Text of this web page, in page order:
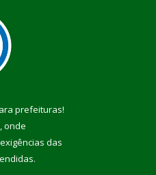
prefeituras!
onde
das